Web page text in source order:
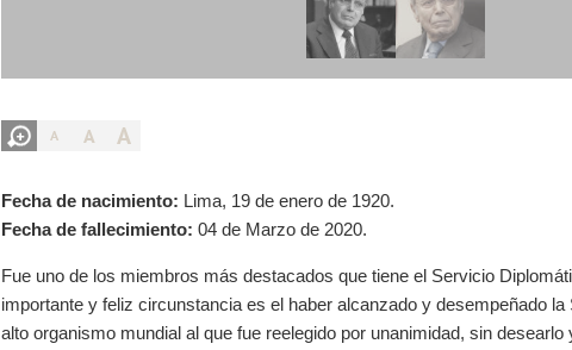
A A A
Fecha de nacimiento: Lima, 19 de enero de 1920.
Fecha de fallecimiento: 04 de Marzo de 2020.
Fue uno de los miembros más destacados que tiene el Servicio
importante y feliz circunstancia es el haber alcanzado y desempeñado
alto organismo mundial al que fue reelegido por unanimidad, sin